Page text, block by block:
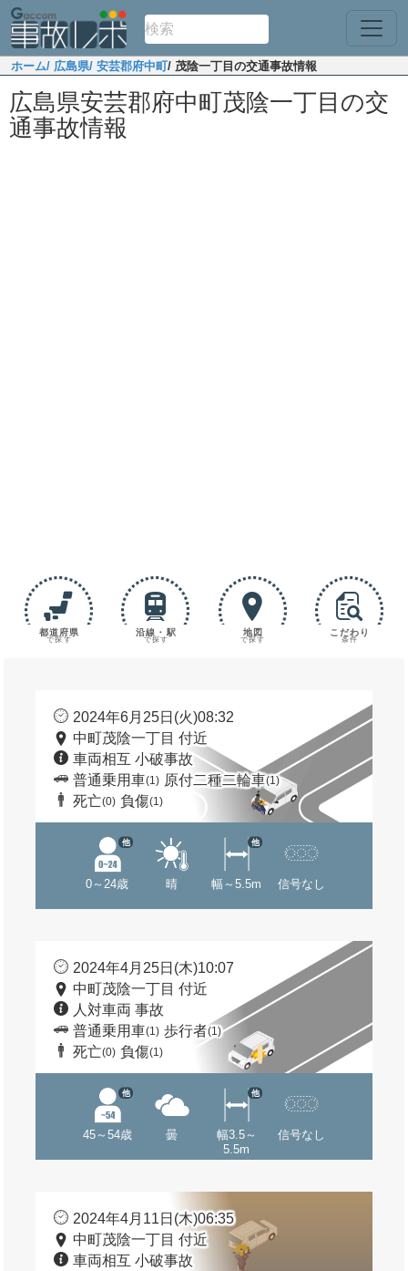
ホーム/ 広島県/ 安芸郡府中町/ 茂陰一丁目の交通事故情報
広島県安芸郡府中町茂陰一丁目の交
通事故情報
都道府県
で探す
沿線・駅
で探す
地図
で探す
こだわり
条件
2024年6月25日(火)08:32
中町茂陰一丁目 付近
車両相互 小破事故
普通乗用車(1) 原付二種二輪車(1)
死亡(0) 負傷(1)
0～24歳
他
晴 幅～5.5m
他
信号なし
2024年4月25日(木)10:07
中町茂陰一丁目 付近
人対車両 事故
普通乗用車(1) 歩行者(1)
死亡(0) 負傷(1)
45～54歳
他
曇
幅3.5～
5.5m
他
信号なし
2024年4月11日(木)06:35
中町茂陰一丁目 付近
車両相互 小破事故